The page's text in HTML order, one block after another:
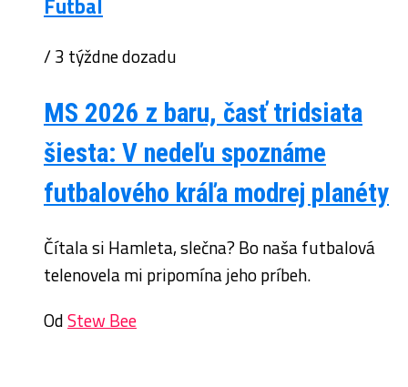
/ 3 týždne dozadu
MS 2026 z baru, časť tridsiata
šiesta: V nedeľu spoznáme
futbalového kráľa modrej planéty
Čítala si Hamleta, slečna? Bo naša futbalová
telenovela mi pripomína jeho príbeh.
OdStew Bee